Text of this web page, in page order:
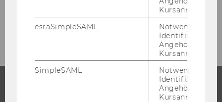
WU Shop
Kursanmeldung.
esraSimpleSAML
Notwendig zur
Identifizierung
Angehörige/r für
Kursanmeldung.
SimpleSAML
Notwendig zur
Identifizierung
Angehörige/r für
Kursanmeldung.